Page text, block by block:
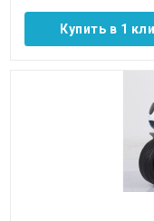
Купить в 1